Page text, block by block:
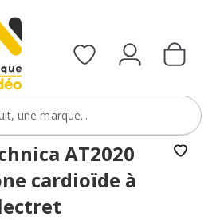
AT2020
cardioïde à